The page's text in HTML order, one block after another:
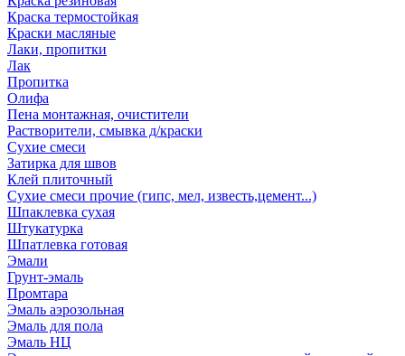
Краска термостойкая
Краски масляные
Лаки, пропитки
Лак
Пропитка
Олифа
Пена монтажная, очистители
Растворители, смывка д/краски
Сухие смеси
Затирка для швов
Клей плиточный
Сухие смеси прочие (гипс, мел, известь,цемент...)
Шпаклевка сухая
Штукатурка
Шпатлевка готовая
Эмали
Грунт-эмаль
Промтара
Эмаль аэрозольная
Эмаль для пола
Эмаль НЦ